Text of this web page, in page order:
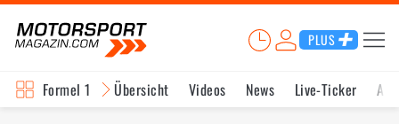
PLUS
Formel 1 Übersicht Videos News Live-Ticker